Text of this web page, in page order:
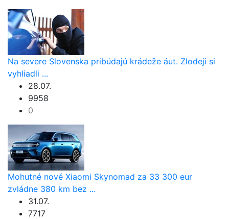
Na severe Slovenska pribúdajú krádeže áut. Zlodeji si
vyhliadli ...
28.07.
9958
0
Mohutné nové Xiaomi Skynomad za 33 300 eur
zvládne 380 km bez ...
31.07.
7717